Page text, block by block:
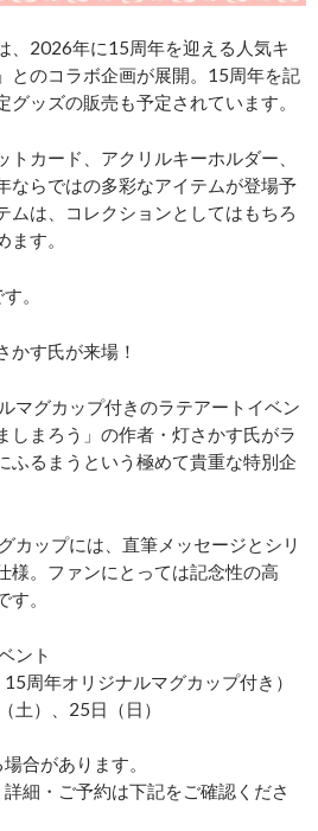
、2026年に15周年を迎える人気キ
とのコラボ企画が展開。15周年を記
ッズの販売も予定されています。
カード、アクリルキーホルダー、
ならではの多彩なアイテムが登場予
ムは、コレクションとしてはもちろ
す。
。
かす氏が来場！
マグカップ付きのラテアートイベン
しまろう」の作者・灯さかす氏がラ
ふるまうという極めて貴重な特別企
カップには、直筆メッセージとシリ
様。ファンにとっては記念性の高
。
ント
周年オリジナルマグカップ付き）
土）、25日（日）
合があります。
細・ご予約は下記をご確認くださ